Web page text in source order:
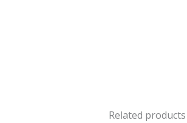
Related products